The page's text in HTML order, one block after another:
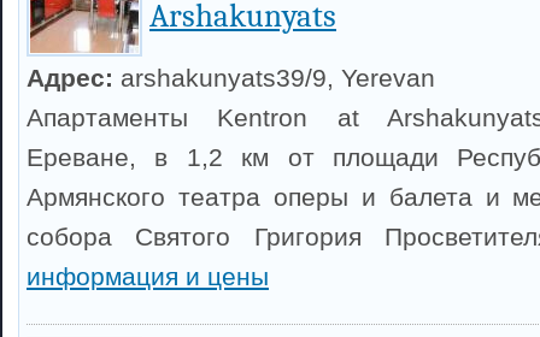
Arshakunyats
Адрес: arshakunyats39/9, Yerevan
Апартаменты Kentron at
Ереване, в 1,2 км от площади
Армянского театра оперы и балета и
собора Святого Григория
информация и цены